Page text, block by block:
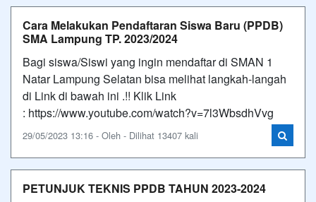
Cara Melakukan Pendaftaran Siswa Baru (PPDB)
SMA Lampung TP. 2023/2024
Bagi siswa/Siswi yang ingin mendaftar di SMAN 1
Natar Lampung Selatan bisa melihat langkah-langah
di Link di bawah ini .!! Klik Link
: https://www.youtube.com/watch?v=7l3WbsdhVvg
29/05/2023 13:16 - Oleh - Dilihat 13407 kali
PETUNJUK TEKNIS PPDB TAHUN 2023-2024